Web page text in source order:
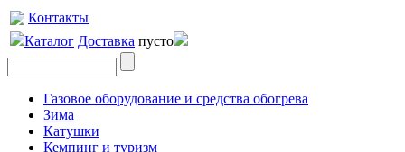
Контакты
Каталог Доставка пусто
Газовое оборудование и средства обогрева
Зима
Катушки
Кемпинг и туризм